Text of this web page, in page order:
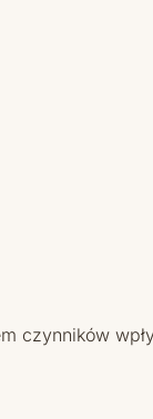
czynników